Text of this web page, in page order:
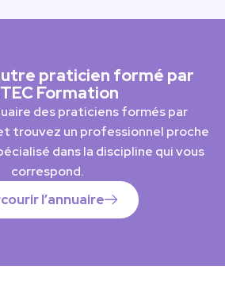
praticien formé par
Formation
des praticiens formés par
trouvez un professionnel proche
dans la discipline qui vous
correspond.
l’annuaire